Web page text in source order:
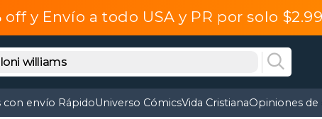
off y Envío a todo USA y PR por solo
con envío RápidoUniverso CómicsVida CristianaOpiniones de